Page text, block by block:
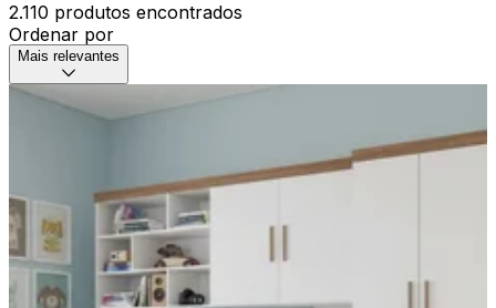
2.110 produtos encontrados
Ordenar por
Mais relevantes